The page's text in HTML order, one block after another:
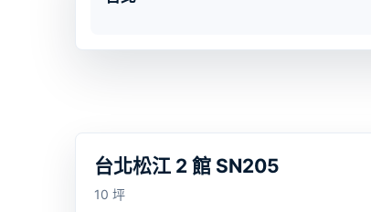
‹
台北松江 2 館 SN205
10 坪